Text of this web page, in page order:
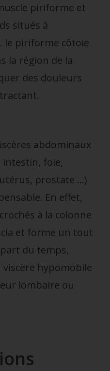
piriforme et
situés à
le piriforme côtoie
la région de la
des douleurs
.
abdominaux
foie,
prostate …)
En effet,
à la colonne
et forme un tout
du temps,
hypomobile
lombaire ou